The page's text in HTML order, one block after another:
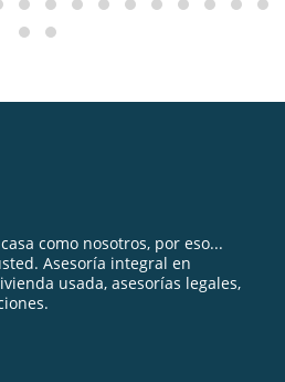
como nosotros, por eso...
Asesoría integral en
usada, asesorías legales,